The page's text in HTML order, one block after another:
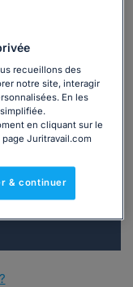
par
du lundi au
recueillons des
notre site, interagir
En les
en cliquant sur le
Juritravail.com
& continuer